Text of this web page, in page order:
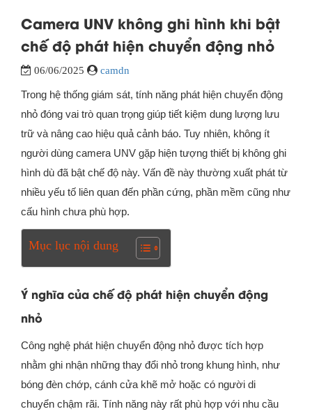
Camera UNV không ghi hình khi bật
chế độ phát hiện chuyển động nhỏ
06/06/2025 camdn
Trong hệ thống giám sát, tính năng phát hiện chuyển động
nhỏ đóng vai trò quan trọng giúp tiết kiệm dung lượng lưu
trữ và nâng cao hiệu quả cảnh báo. Tuy nhiên, không ít
người dùng camera UNV gặp hiện tượng thiết bị không ghi
hình dù đã bật chế độ này. Vấn đề này thường xuất phát từ
nhiều yếu tố liên quan đến phần cứng, phần mềm cũng như
cấu hình chưa phù hợp.
Mục lục nội dung
Ý nghĩa của chế độ phát hiện chuyển động
nhỏ
Công nghệ phát hiện chuyển động nhỏ được tích hợp
nhằm ghi nhận những thay đổi nhỏ trong khung hình, như
bóng đèn chớp, cánh cửa khẽ mở hoặc có người di
chuyển chậm rãi. Tính năng này rất phù hợp với nhu cầu